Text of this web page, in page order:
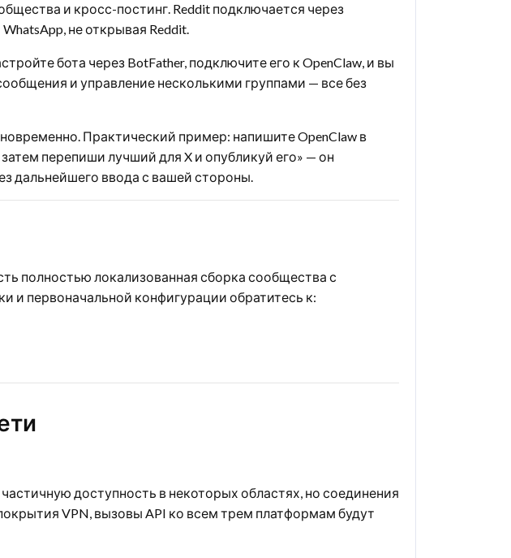
и кросс-постинг. Reddit подключается через
не открывая Reddit.
бота через BotFather, подключите его к OpenClaw, и вы
и управление несколькими группами — все без
Практический пример: напишите OpenClaw в
перепиши лучший для X и опубликуй его» — он
дальнейшего ввода с вашей стороны.
полностью локализованная сборка сообщества с
и первоначальной конфигурации обратитесь к:
доступность в некоторых областях, но соединения
VPN, вызовы API ко всем трем платформам будут